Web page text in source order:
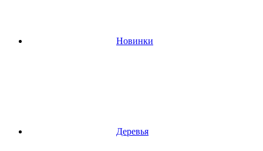
Новинки
Деревья